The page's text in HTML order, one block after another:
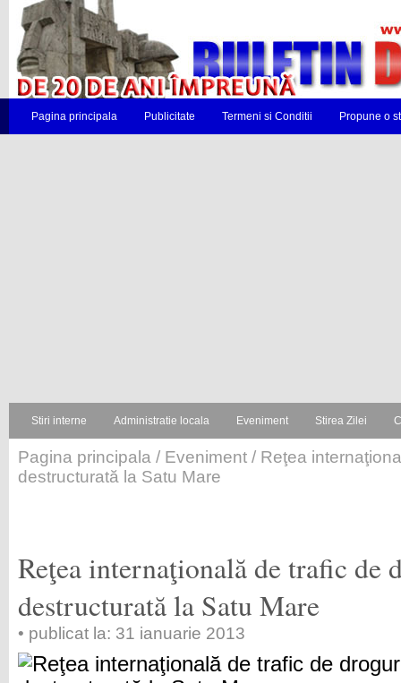
Pagina principala Publicitate Termeni si Conditii Propune o
Stiri interne Administratie locala Eveniment Stirea Zilei
Pagina principala / Eveniment / Reţea
destructurată la Satu Mare
Reţea internaţională de trafic de
destructurată la Satu Mare
• publicat la: 31 ianuarie 2013